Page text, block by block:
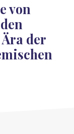
von
der